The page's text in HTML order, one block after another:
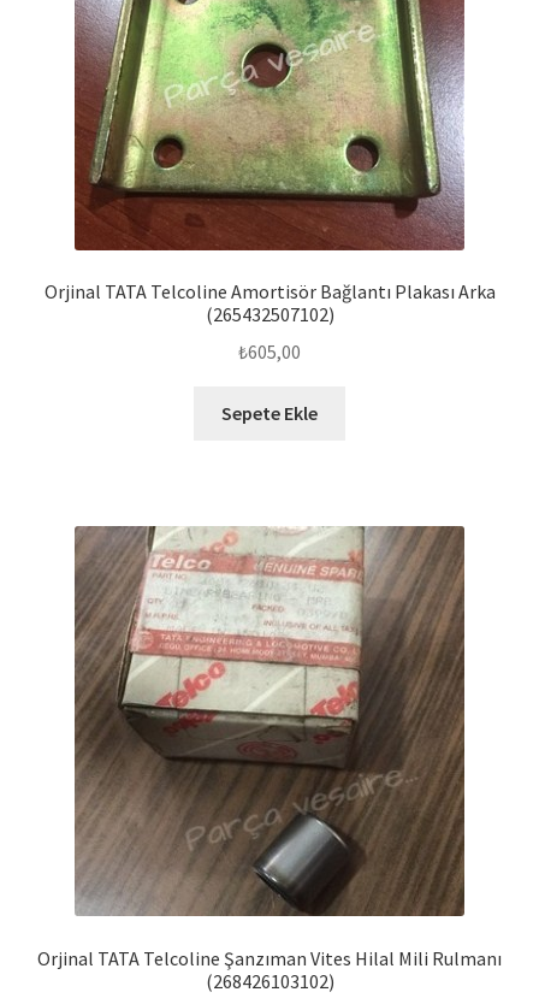
Orjinal TATA Telcoline Amortisör Bağlantı Plakası Arka
(265432507102)
₺605,00
Sepete Ekle
Orjinal TATA Telcoline Şanzıman Vites Hilal Mili Rulmanı
(268426103102)